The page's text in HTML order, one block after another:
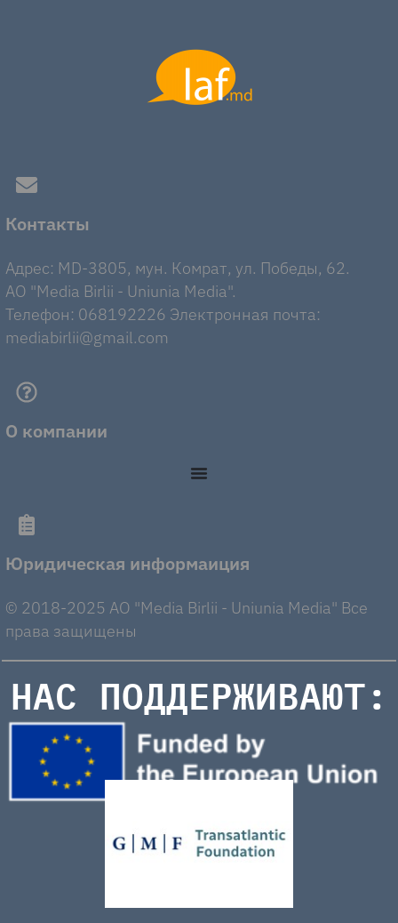
Контакты
Адрес: MD-3805, мун. Комрат, ул. Победы, 62.
AO "Media Birlii - Uniunia Media".
Телефон: 068192226 Электронная почта:
mediabirlii@gmail.com
О компании
Юридическая информаиция
© 2018-2025 AO "Media Birlii - Uniunia Media" Все
права защищены
НАС ПОДДЕРЖИВАЮТ: